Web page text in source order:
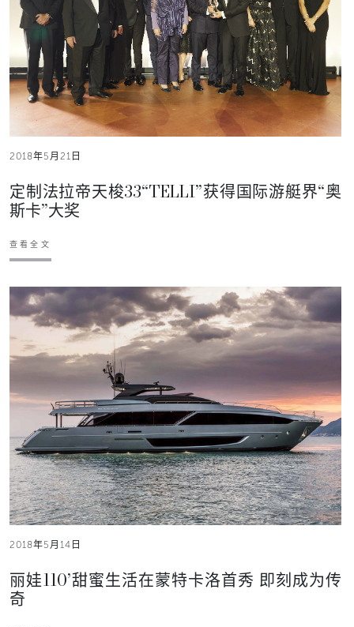
2018年5月21日
定制法拉帝天梭33“TELLI”获得国际游艇界“奥
斯卡”大奖
查看全文
2018年5月14日
丽娃110’甜蜜生活在蒙特卡洛首秀 即刻成为传
奇